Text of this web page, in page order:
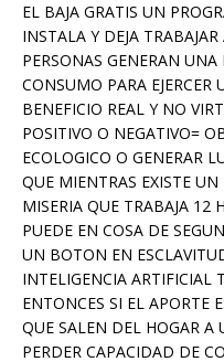
EL BAJA GRATIS UN
INSTALA Y DEJA
PERSONAS GENERAN
CONSUMO PARA EJERCER
BENEFICIO REAL Y NO
POSITIVO O NEGATIVO=
ECOLOGICO O GENERAR
QUE MIENTRAS EXISTE
MISERIA QUE TRABAJA 12
PUEDE EN COSA DE
UN BOTON EN
INTELIGENCIA ARTIFICIAL
ENTONCES SI EL APORTE
QUE SALEN DEL HOGAR A
PERDER CAPACIDAD DE